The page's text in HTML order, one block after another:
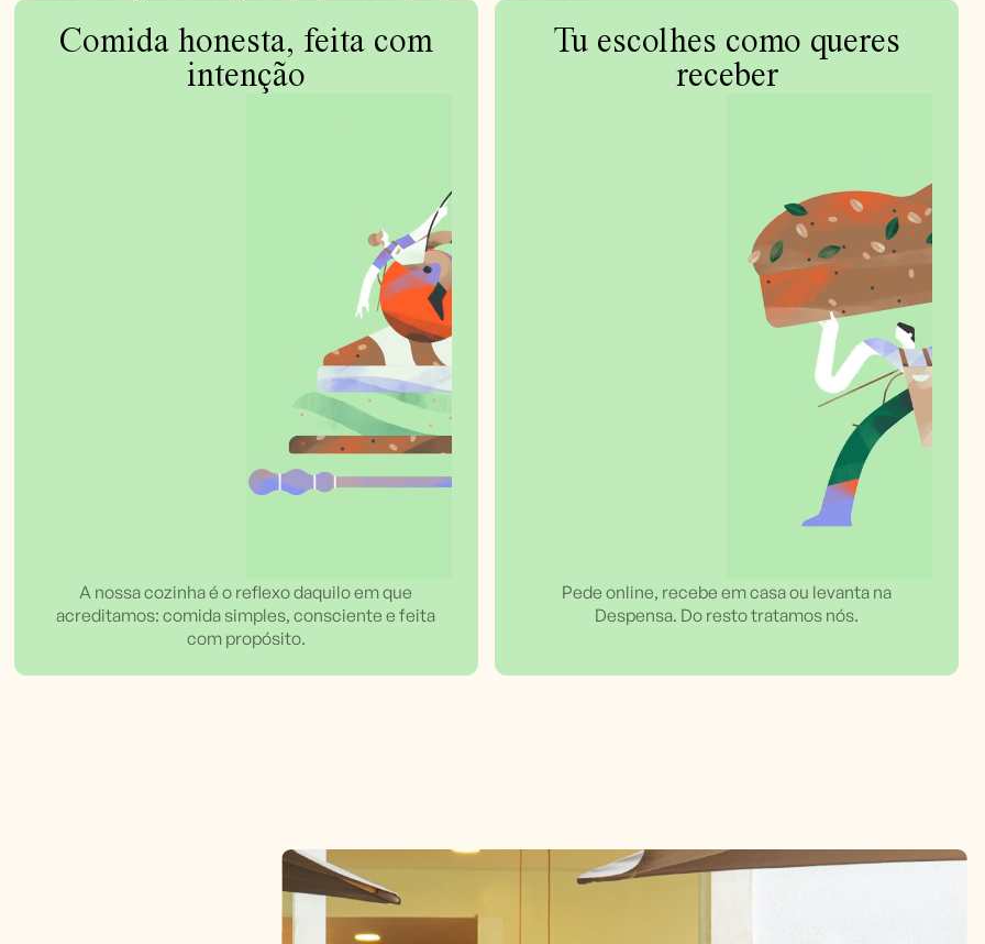
Comida honesta, feita com
intenção
A nossa cozinha é o reflexo daquilo em que
acreditamos: comida simples, consciente e feita
com propósito.
Tu escolhes como queres
receber
Pede online, recebe em casa ou levanta na
Despensa. Do resto tratamos nós.